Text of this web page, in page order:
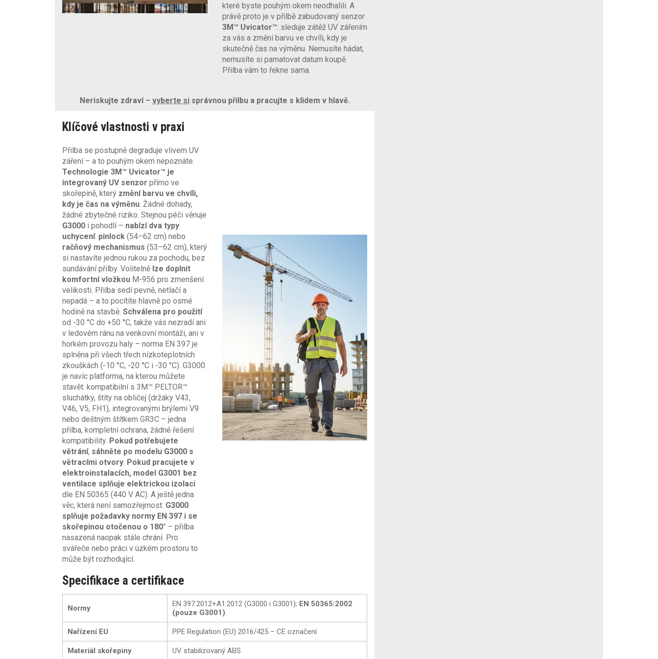
které byste pouhým okem neodhalili. A
právě proto je v přilbě zabudovaný senzor
3M™ Uvicator™: sleduje zátěž UV zářením
za vás a změní barvu ve chvíli, kdy je
skutečně čas na výměnu. Nemusíte hádat,
nemusíte si pamatovat datum koupě.
Přilba vám to řekne sama.
Neriskujte zdraví – vyberte sisprávnou přilbu a pracujte s klidem v hlavě.
Klíčové vlastnosti v praxi
Přilba se postupně degraduje vlivem UV
záření – a to pouhým okem nepoznáte.
Technologie 3M™ Uvicator™ je
integrovaný UV senzor přímo ve
skořepině, který změní barvu ve chvíli,
kdy je čas na výměnu . Žádné dohady,
žádné zbytečné riziko. Stejnou péči věnuje
G3000 i pohodlí – nabízí dva typy
uchycení: pinlock (54–62 cm) nebo
račňový mechanismus (53–62 cm), který
si nastavíte jednou rukou za pochodu, bez
sundávání přilby. Volitelně lze doplnit
komfortní vložkou M-956 pro zmenšení
velikosti. Přilba sedí pevně, netlačí a
nepadá – a to pocítíte hlavně po osmé
hodině na stavbě. Schválena pro použití
od -30 °C do +50 °C, takže vás nezradí ani
v ledovém ránu na venkovní montáži, ani v
horkém provozu haly – norma EN 397 je
splněna při všech třech nízkoteplotních
zkouškách (-10 °C, -20 °C i -30 °C). G3000
je navíc platforma, na kterou můžete
stavět: kompatibilní s 3M™ PELTOR™
sluchátky, štíty na obličej (držáky V43,
V46, V5, FH1), integrovanými brýlemi V9
nebo deštným štítkem GR3C – jedna
přilba, kompletní ochrana, žádné řešení
kompatibility. Pokud potřebujete
větrání, sáhněte po modelu G3000 s
větracími otvory Pokud pracujete v
elektroinstalacích, model G3001 bez
ventilace splňuje elektrickou izolaci
dle EN 50365 (440 V AC). A ještě jedna
věc, která není samozřejmost: G3000
splňuje požadavky normy EN 397 i se
skořepinou otočenou o 180° – přilba
nasazená naopak stále chrání. Pro
svářeče nebo práci v úzkém prostoru to
může být rozhodující.
Specifikace a certifikace
Normy EN 397:2012+A1:2012 (G3000 i G3001); EN 50365:2002
(pouze G3001)
Nařízení EU PPE Regulation (EU) 2016/425 – CE označení
Materiál skořepiny UV stabilizovaný ABS